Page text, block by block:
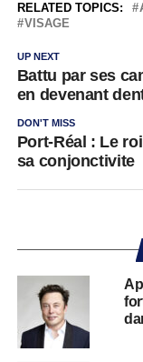
RELATED TOPICS:
VISAGE
UP NEXT
Battu par ses
en devenant
DON'T MISS
Port-Réal : Le
sa